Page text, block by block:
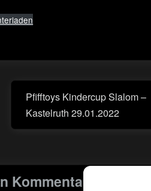
Next
Post:
Pfifftoys Kindercup Slalom –
Kastelruth 29.01.2022
Kommentar